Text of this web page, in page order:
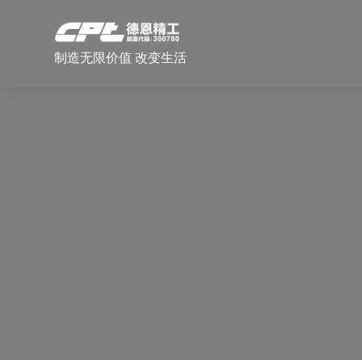
制造无限价值 改变生活